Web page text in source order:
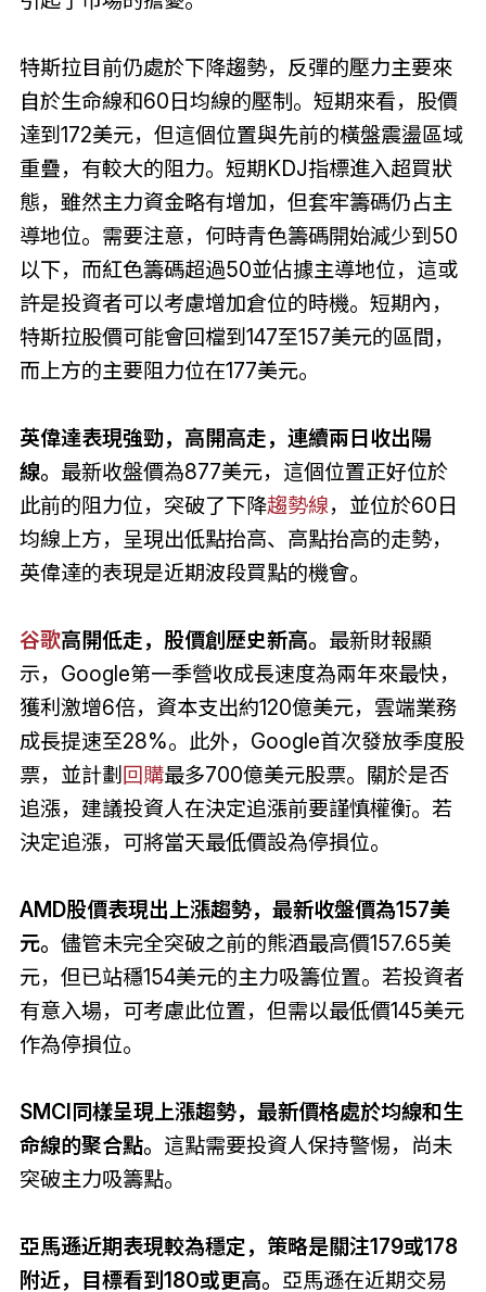
特斯拉目前仍處於下降趨勢，反彈的壓力主要來
自於生命線和60日均線的壓制。短期來看，股價
達到172美元，但這個位置與先前的橫盤震盪區域
重疊，有較大的阻力。短期KDJ指標進入超買狀
態，雖然主力資金略有增加，但套牢籌碼仍占主
導地位。需要注意，何時青色籌碼開始減少到50
以下，而紅色籌碼超過50並佔據主導地位，這或
許是投資者可以考慮增加倉位的時機。短期內，
特斯拉股價可能會回檔到147至157美元的區間，
而上方的主要阻力位在177美元。
英偉達表現強勁，高開高走，連續兩日收出陽
線。 最新收盤價為877美元，這個位置正好位於
此前的阻力位，突破了下降趨勢線，並位於60日
均線上方，呈現出低點抬高、高點抬高的走勢，
英偉達的表現是近期波段買點的機會。
谷歌高開低走，股價創歷史新高。 最新財報顯
示，Google第一季營收成長速度為兩年來最快，
獲利激增6倍，資本支出約120億美元，雲端業務
成長提速至28%。此外，Google首次發放季度股
票，並計劃回購最多700億美元股票。關於是否
追漲，建議投資人在決定追漲前要謹慎權衡。若
決定追漲，可將當天最低價設為停損位。
AMD股價表現出上漲趨勢，最新收盤價為157美
元。 儘管未完全突破之前的熊酒最高價157.65美
元，但已站穩154美元的主力吸籌位置。若投資者
有意入場，可考慮此位置，但需以最低價145美元
作為停損位。
SMCI同樣呈現上漲趨勢，最新價格處於均線和生
命線的聚合點。 這點需要投資人保持警惕，尚未
突破主力吸籌點。
亞馬遜近期表現較為穩定，策略是關注179或178
附近，目標看到180或更高。 亞馬遜在近期交易